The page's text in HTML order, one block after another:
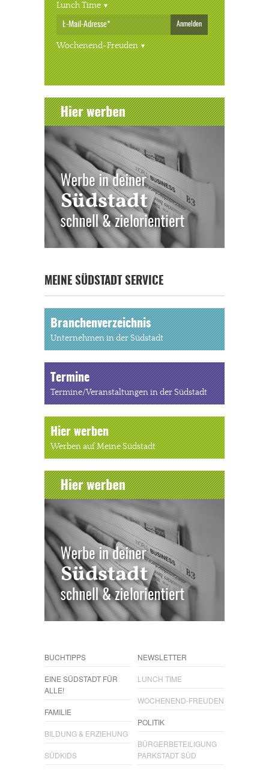
Lunch Time
Anmelden
Wochenend-Freuden
MEINE SÜDSTADT SERVICE
Branchenverzeichnis
Unternehmen in der Südstadt
Termine
Termine/Veranstaltungen in der Südstadt
Hier werben
Werben auf Meine Südstadt
BUCHTIPPS
EINE SÜDSTADT FÜR
ALLE!
FAMILIE
BILDUNG & ERZIEHUNG
SÜDKIDS
NEWSLETTER
LUNCH TIME
WOCHENEND-FREUDEN
POLITIK
BÜRGERBETEILIGUNG
PARKSTADT SÜD